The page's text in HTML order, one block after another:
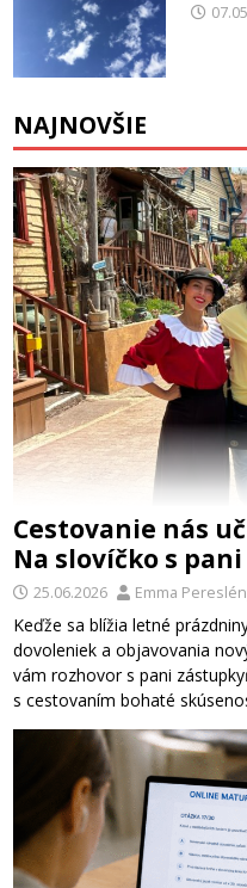
NAJNOVŠIE
Cestovanie nás
Na slovíčko s
25.06.2026 Emma
Keďže sa blížia letné
dovoleniek a objavovania
vám rozhovor s pani
s cestovaním bohaté